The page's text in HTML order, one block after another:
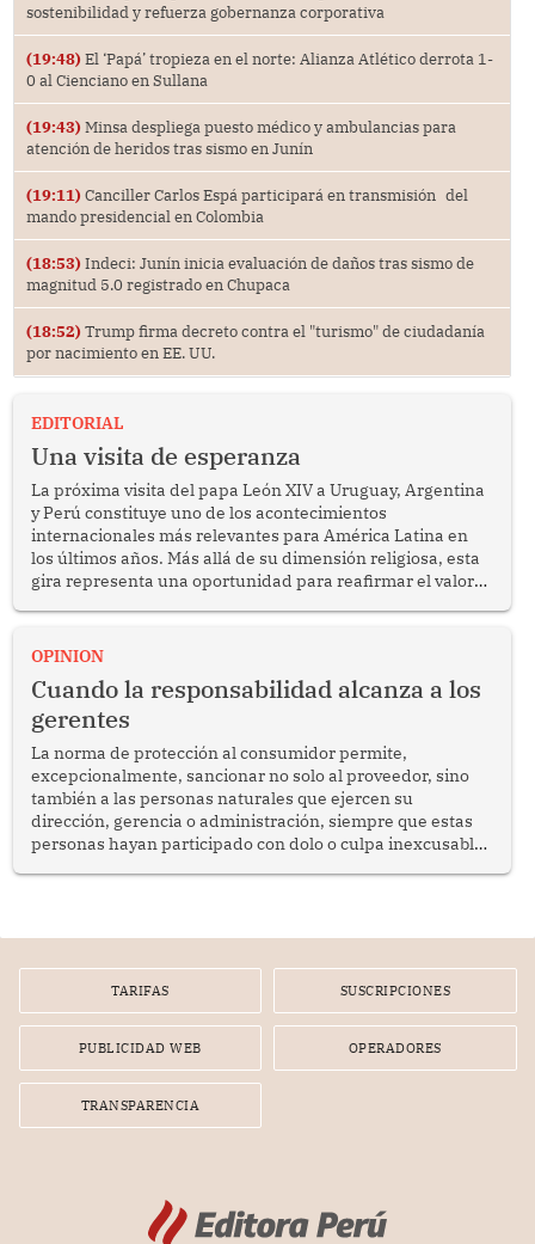
sostenibilidad y refuerza gobernanza corporativa
(19:48) El ‘Papá’ tropieza en el norte: Alianza Atlético derrota 1-
0 al Cienciano en Sullana
(19:43) Minsa despliega puesto médico y ambulancias para
atención de heridos tras sismo en Junín
(19:11) Canciller Carlos Espá participará en transmisión del
mando presidencial en Colombia
(18:53) Indeci: Junín inicia evaluación de daños tras sismo de
magnitud 5.0 registrado en Chupaca
(18:52) Trump firma decreto contra el "turismo" de ciudadanía
por nacimiento en EE. UU.
EDITORIAL
Una visita de esperanza
La próxima visita del papa León XIV a Uruguay, Argentina
y Perú constituye uno de los acontecimientos
internacionales más relevantes para América Latina en
los últimos años. Más allá de su dimensión religiosa, esta
gira representa una oportunidad para reafirmar el valor
enfrenta desafíos en materia de desarrollo, cohesión
OPINION
Cuando la responsabilidad alcanza a los
gerentes
La norma de protección al consumidor permite,
excepcionalmente, sancionar no solo al proveedor, sino
también a las personas naturales que ejercen su
dirección, gerencia o administración, siempre que estas
personas hayan participado con dolo o culpa inexcusable
por la frustrada realización de un meet and greet con
TARIFAS SUSCRIPCIONES
PUBLICIDAD WEB OPERADORES
TRANSPARENCIA